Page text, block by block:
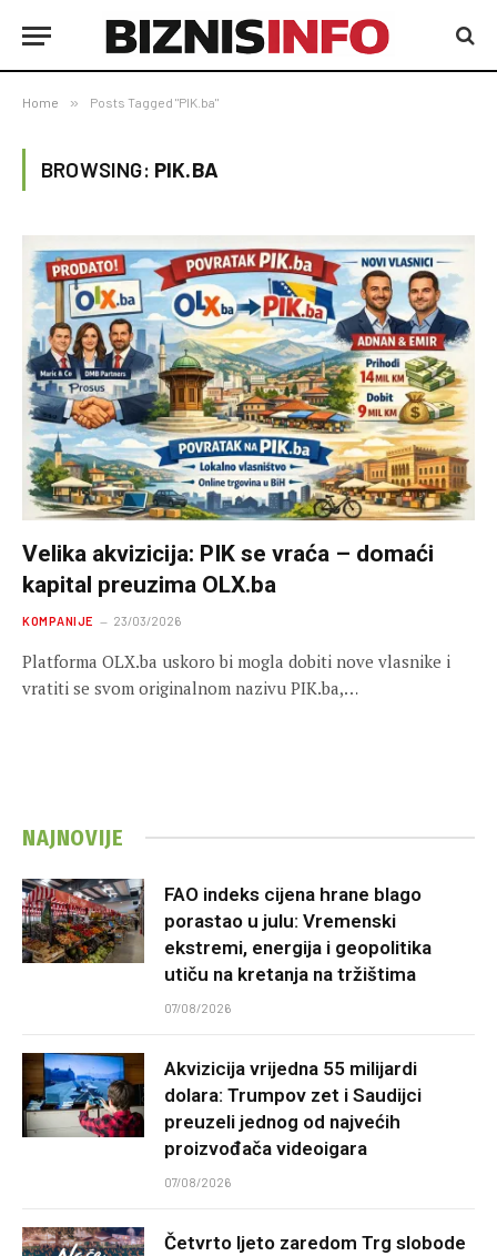
Home » Posts Tagged "PIK.ba"
BROWSING: PIK.BA
Velika akvizicija: PIK se vraća – domaći
kapital preuzima OLX.ba
KOMPANIJE 23/03/2026
Platforma OLX.ba uskoro bi mogla dobiti nove vlasnike i
vratiti se svom originalnom nazivu PIK.ba,…
NAJNOVIJE
FAO indeks cijena hrane blago
porastao u julu: Vremenski
ekstremi, energija i geopolitika
utiču na kretanja na tržištima
07/08/2026
Akvizicija vrijedna 55 milijardi
dolara: Trumpov zet i Saudijci
preuzeli jednog od najvećih
proizvođača videoigara
07/08/2026
Četvrto ljeto zaredom Trg slobode